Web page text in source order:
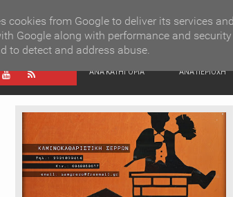
ΑΝΑ ΚΑΤΗΓΟΡΙΑ ΑΝΑ ΠΕΡΙΟΧΗ
cookies from Google to deliver its services
Google along with performance and
to detect and address abuse.